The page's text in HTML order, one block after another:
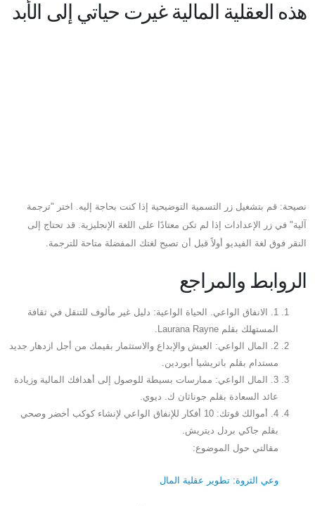
هذه العقلية المالية غيرت حياتي إلى الأبد
نصيحة: قم بتشغيل زر التسمية التوضيحية إذا كنت بحاجة إليه. اختر "ترجمة
آلية" في زر الإعدادات إذا لم تكن معتادًا على اللغة الإنجليزية. قد تحتاج إلى
النقر فوق لغة الفيديو أولاً قبل أن تصبح لغتك المفضلة متاحة للترجمة.
الروابط والمراجع
1. الانفاق الواعي. الحياة الواعية: دليل غير مألوف للتنقل في ثقافة
المستهلك بقلم Laurana Rayne.
2. المال الواعي: العيش والإبداع والاستثمار بقيمك من أجل ازدهار جديد
مستدام بقلم باتريشيا أبوردين.
3. المال الواعي: ممارسات بسيطة للوصول إلى أهدافك المالية وزيادة
عائد السعادة بقلم جوناثان ك. ديوي.
4. أموالك قوتك: 10 أفكار للإنفاق الواعي لإنشاء كوكب أخضر وصحي
بقلم جاكي بردل ديتريش.
مقالتي حول الموضوع:
وعي الثروة: تطوير عقلية المال